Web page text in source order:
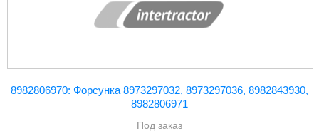
8982806970: Форсунка 8973297032, 8973297036, 8982843930,
8982806971
Под заказ